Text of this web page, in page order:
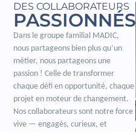
DES COLLABORATEURS
PASSIONNÉS
Dans le groupe familial MADIC,
nous partageons bien plus qu’un
métier, nous partageons une
passion ! Celle de transformer
chaque défi en opportunité, chaque
projet en moteur de changement.
Nos collaborateurs sont notre force
vive — engagés, curieux, et